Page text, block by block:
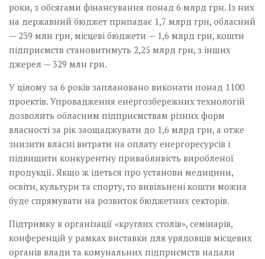
роки, з обсягами фінансування понад 6 млрд грн. Із них
на державний бюджет припадає 1,7 млрд грн, обласний
— 239 млн грн, місцеві бюджети — 1,6 млрд грн, кошти
підприємств становитимуть 2,25 млрд грн, з інших
джерел — 329 млн грн.
У цілому за 6 років заплановано виконати понад 1100
проектів. Упровадження енергозбережних технологій
дозволить обласним підприємствам різних форм
власності за рік заощаджувати до 1,6 млрд грн, а отже
знизити власні витрати на оплату енергоресурсів і
підвищити конкурентну привабливість виробленої
продукції. Якщо ж ідеться про установи медицини,
освіти, культури та спорту, то вивільнені кошти можна
буде спрямувати на розвиток ­бюджетних секторів.
Підтримку в організації «круглих столів», семінарів,
конференцій у рамках виставки для урядовців місцевих
органів влади та комунальних підприємств надали